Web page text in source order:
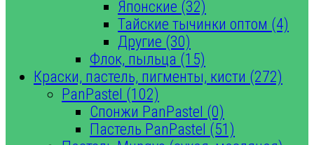
Японские (32)
Тайские тычинки оптом (4)
Другие (30)
Флок, пыльца (15)
Краски, пастель, пигменты, кисти (272)
PanPastel (102)
Спонжи PanPastel (0)
Пастель PanPastel (51)